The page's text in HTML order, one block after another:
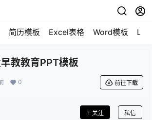
简历模板 Excel表格 Word模板
教教育PPT模板
0 前往下载
关注 私信